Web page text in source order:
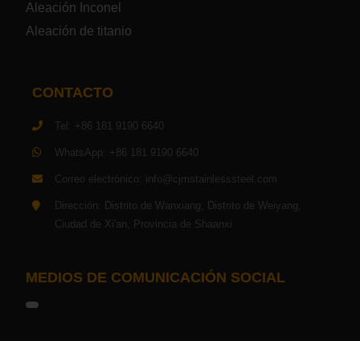
Placa de acero estructural de alta resistencia
Chapa de acero estructural para maquinaria
Placa de acero para tuberías
Chapa de acero para construcción naval
Placa de acero para torre de transmisión
Aleación Inconel
Aleación de titanio
CONTACTO
Tel: +86 181 9190 6640
WhatsApp: +86 181 9190 6640
Correo electrónico: info@cjmstainlesssteel.com
Dirección: Distrito de Wanxiang, Distrito de Weiyang,
Ciudad de Xi'an, Provincia de Shaanxi
MEDIOS DE COMUNICACIÓN SOCIAL